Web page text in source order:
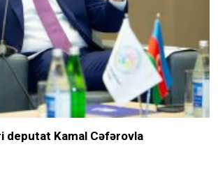
deputat Kamal Cəfərovla